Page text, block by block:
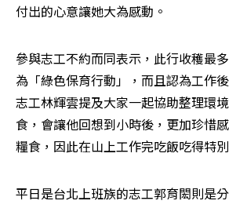
付出的心意讓她大為感動。
參與志工不約而同表示，此行收穫最
為「綠色保育行動」，而且認為工作
志工林輝雲提及大家一起協助整理環
食，會讓他回想到小時後，更加珍惜
糧食，因此在山上工作完吃飯吃得特
平日是台北上班族的志工郭育閎則是